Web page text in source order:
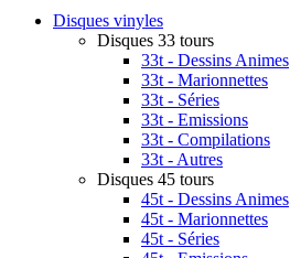
Disques vinyles
Disques 33 tours
33t - Dessins Animes
33t - Marionnettes
33t - Séries
33t - Emissions
33t - Compilations
33t - Autres
Disques 45 tours
45t - Dessins Animes
45t - Marionnettes
45t - Séries